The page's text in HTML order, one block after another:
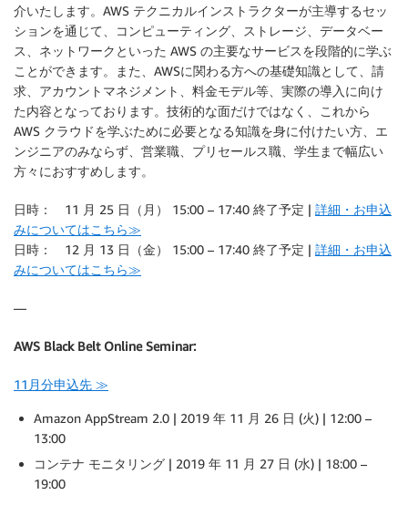
介いたします。AWS テクニカルインストラクターが主導するセッ
ションを通じて、コンピューティング、ストレージ、データベー
ス、ネットワークといった AWS の主要なサービスを段階的に学ぶ
ことができます。また、AWSに関わる方への基礎知識として、請
求、アカウントマネジメント、料金モデル等、実際の導入に向け
た内容となっております。技術的な面だけではなく、これから
AWS クラウドを学ぶために必要となる知識を身に付けたい方、エ
ンジニアのみならず、営業職、プリセールス職、学生まで幅広い
方々におすすめします。
日時： 11 月 25 日（月） 15:00 – 17:40 終了予定 | 詳細・お申込
みについてはこちら≫
日時： 12 月 13 日（金） 15:00 – 17:40 終了予定 | 詳細・お申込
みについてはこちら≫
—
AWS Black Belt Online Seminar:
11月分申込先 ≫
Amazon AppStream 2.0 | 2019 年 11 月 26 日 (火) | 12:00 –
13:00
コンテナ モニタリング | 2019 年 11 月 27 日 (水) | 18:00 –
19:00